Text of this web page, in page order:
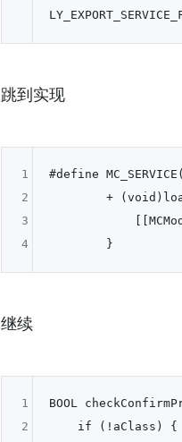
跳到实现
#define
+
1
2
3
4
继续
BOOL
    if (!aClass) {
1
2